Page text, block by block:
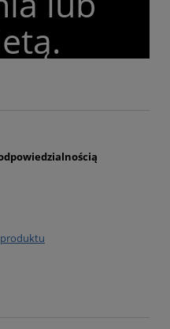
produktu
płatności